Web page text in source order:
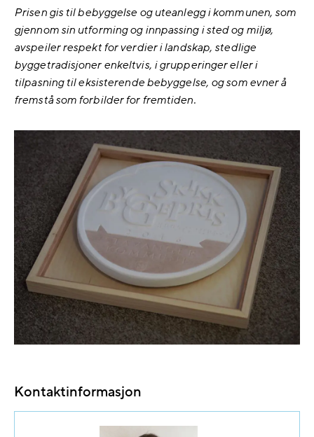
Prisen gis til bebyggelse og uteanlegg i kommunen, som
gjennom sin utforming og innpassing i sted og miljø,
avspeiler respekt for verdier i landskap, stedlige
byggetradisjoner enkeltvis, i grupperinger eller i
tilpasning til eksisterende bebyggelse, og som evner å
fremstå som forbilder for fremtiden.
Kontaktinformasjon